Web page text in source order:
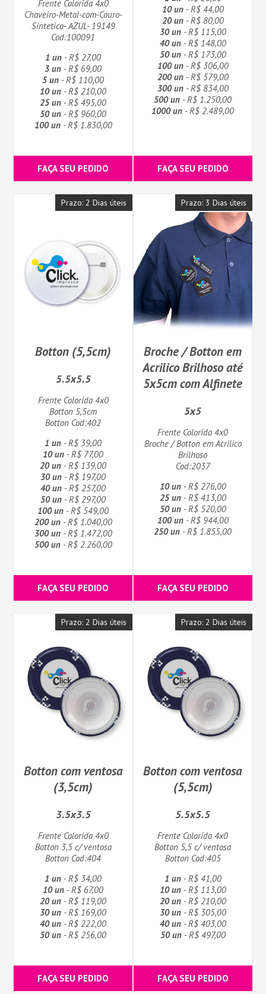
Frente Colorida 4x0
Chaveiro-Metal-com-Couro-
Sintetico- AZUL- 19149
Cod:100091
1 un - R$ 27,00
3 un - R$ 69,00
5 un - R$ 110,00
10 un - R$ 210,00
25 un - R$ 495,00
50 un - R$ 960,00
100 un- R$ 1.830,00
FAÇA SEU PEDIDO
10 un- R$ 44,00
20 un- R$ 80,00
30 un- R$ 115,00
40 un- R$ 148,00
50 un- R$ 173,00
100 un- R$ 306,00
200 un- R$ 579,00
300 un- R$ 834,00
500 un - R$ 1.250,00
1000 un - R$ 2.489,00
FAÇA SEU PEDIDO
Prazo: 2 Dias úteis
Botton (5,5cm)
5.5x5.5
Frente Colorida 4x0
Botton 5,5cm
Botton Cod:402
1 un - R$ 39,00
10 un - R$ 77,00
20 un - R$ 139,00
30 un - R$ 197,00
40 un - R$ 257,00
50 un - R$ 297,00
100 un - R$ 549,00
200 un- R$ 1.040,00
300 un- R$ 1.472,00
500 un- R$ 2.260,00
FAÇA SEU PEDIDO
Prazo: 3 Dias úteis
Broche / Botton em
Acrilico Brilhoso até
5x5cm com Alfinete
5x5
Frente Colorida 4x0
Broche / Botton em Acrilico
Brilhoso
Cod:2037
10 un- R$ 276,00
25 un- R$ 413,00
50 un- R$ 520,00
100 un- R$ 944,00
250 un - R$ 1.855,00
FAÇA SEU PEDIDO
Prazo: 2 Dias úteis
Botton com ventosa
(3,5cm)
3.5x3.5
Frente Colorida 4x0
Botton 3,5 c/ ventosa
Botton Cod:404
1 un - R$ 34,00
10 un - R$ 67,00
20 un - R$ 119,00
30 un - R$ 169,00
40 un - R$ 222,00
50 un - R$ 256,00
FAÇA SEU PEDIDO
Prazo: 2 Dias úteis
Botton com ventosa
(5,5cm)
5.5x5.5
Frente Colorida 4x0
Botton 5,5 c/ ventosa
Botton Cod:405
1 un- R$ 41,00
10 un- R$ 113,00
20 un- R$ 210,00
30 un- R$ 305,00
40 un- R$ 403,00
50 un- R$ 497,00
FAÇA SEU PEDIDO